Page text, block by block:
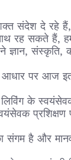
संदेश दे रहे
रह सकते हैं,
ज्ञान,
पर आज
के
संगम है और